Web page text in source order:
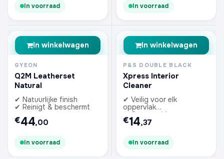
In voorraad In voorraad
In winkelwagen
GYEON
Q2M Leatherset
Natural
✔ Natuurlijke finish
✔ Reinigt & beschermt
€44,00
In voorraad
In winkelwagen
P&S DOUBLE BLACK
Xpress Interior
Cleaner
✔ Veilig voor elk
oppervlak
✔ Geen residu
€14,37
In voorraad